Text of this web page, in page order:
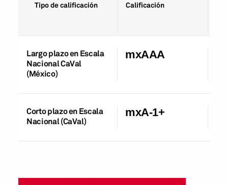
Tipo de calificación Calificación
Largo plazo en Escala
Nacional CaVal
(México)
mxAAA
Corto plazo en Escala
Nacional (CaVal)
mxA-1+